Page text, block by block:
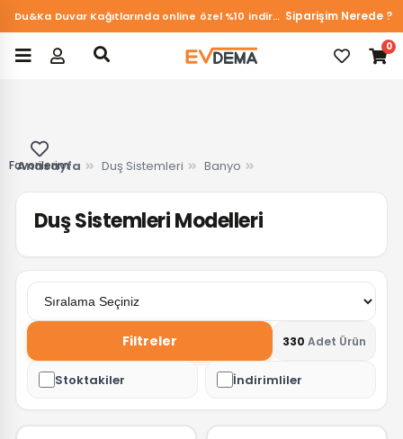
Du&Ka Duvar Kağıtlarında online özel %10 indirim! Siparişim Nerede ?
Favorilerim
0
Anasayfa Duş Sistemleri Banyo
Duş Sistemleri Modelleri
Filtreler 330 Adet Ürün
Stoktakiler İndirimliler